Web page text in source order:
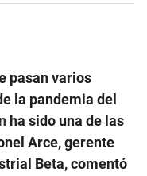
pasan varios
la pandemia del
ha sido una de las
Arce, gerente
Beta, comentó